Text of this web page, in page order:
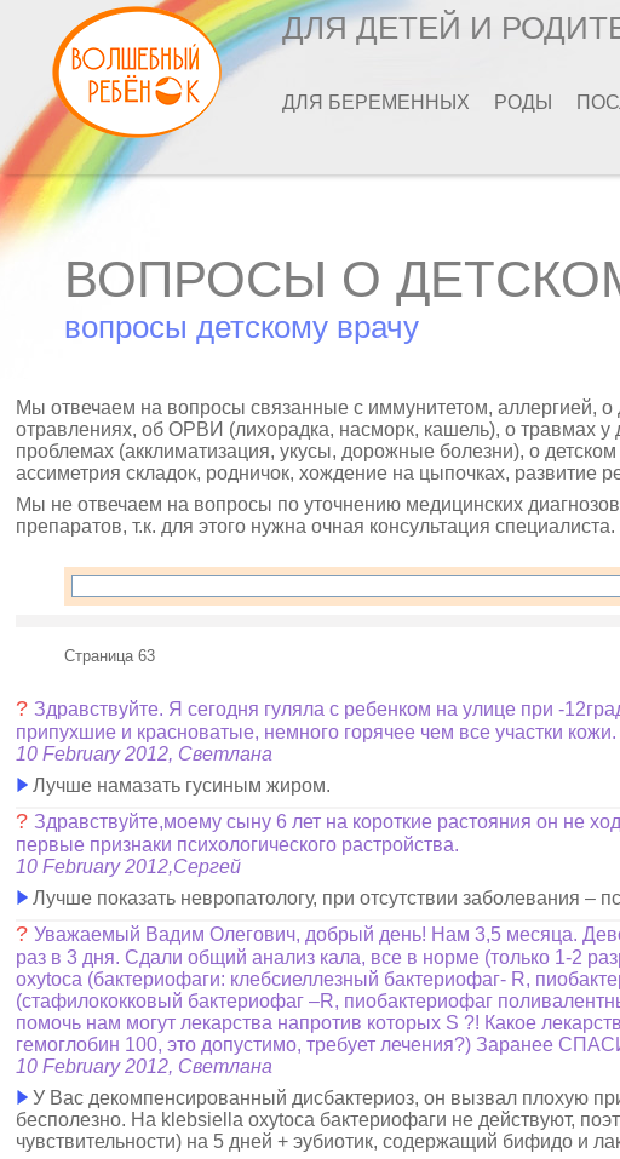
ДЛЯ ДЕТЕЙ И
ДЛЯ БЕРЕМЕННЫХ РОДЫ
ВОПРОСЫ О
вопросы детскому врачу
Мы отвечаем на вопросы связанные с иммунитетом, аллергией, о
отравлениях, об ОРВИ (лихорадка, насморк, кашель), о травмах
проблемах (акклиматизация, укусы, дорожные болезни), о
ассиметрия складок, родничок, хождение на цыпочках, развитие
Мы не отвечаем на вопросы по уточнению медицинских
препаратов, т.к. для этого нужна очная консультация специалиста.
Страница 63
? Здравствуйте. Я сегодня гуляла с ребенком на улице при -
припухшие и красноватые, немного горячее чем все участки
10 February 2012, Светлана
Лучше намазать гусиным жиром.
? Здравствуйте,моему сыну 6 лет на короткие растояния он не
первые признаки психологического растройства.
10 February 2012,Сергей
Лучше показать невропатологу, при отсутствии заболевания –
?Уважаемый Вадим Олегович, добрый день! Нам 3,5 месяца.
раз в 3 дня. Сдали общий анализ кала, все в норме (только 1-2
oxytoca (бактериофаги: клебсиеллезный бактериофаг- R,
(стафилококковый бактериофаг –R, пиобактериофаг
помочь нам могут лекарства напротив которых S ?! Какое
гемоглобин 100, это допустимо, требует лечения?) Заранее
10 February 2012, Светлана
У Вас декомпенсированный дисбактериоз, он вызвал плохую
бесполезно. На klebsiella oxytoca бактериофаги не действуют,
чувствительности) на 5 дней + эубиотик, содержащий бифидо и